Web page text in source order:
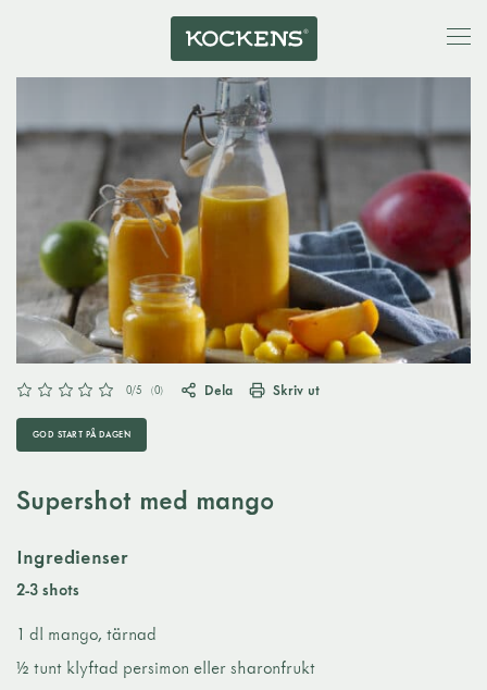
0/5 (0) Dela Skriv ut
GOD START PÅ DAGEN
Supershot med mango
Ingredienser
2-3 shots
1 dl mango, tärnad
½ tunt klyftad persimon eller sharonfrukt